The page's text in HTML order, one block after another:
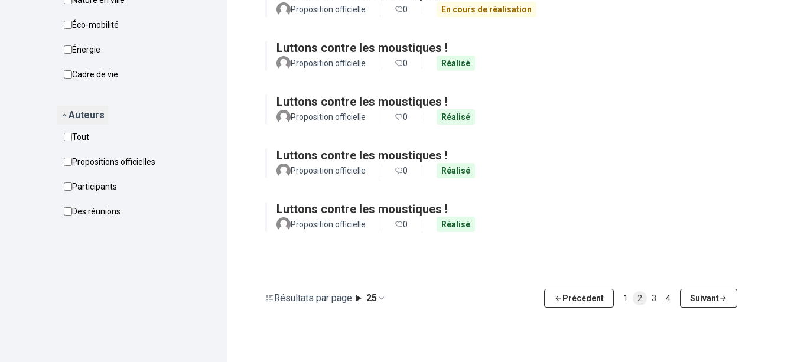
Éco-mobilité
Énergie
Cadre de vie
Auteurs
Tout
Propositions officielles
Participants
Des réunions
Proposition officielle 0 En cours de réalisation
Luttons contre les moustiques !
Proposition officielle 0 Réalisé
Luttons contre les moustiques !
Proposition officielle 0 Réalisé
Luttons contre les moustiques !
Proposition officielle 0 Réalisé
Luttons contre les moustiques !
Proposition officielle 0 Réalisé
Résultats par page : 25 Précédent 1 2 3 4 Suivant